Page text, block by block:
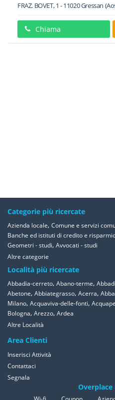
FRAZ. BOVET, 1 -11020Gressan
Chiama
Categorie più ricercate
Azienda locale, Comune e servizi
Banche ed istituti di credito e
Geometri - studi, Avvocati - studi
Altre categorie
Località più ricercate
Abbadia-cerreto, Abano-terme,
Abetone, Abbiategrasso, Acerra,
Milano, Acquaviva-delle-fonti,
Bologna, Arezzo, Ardea
Altre Località
Area Clienti
Inserisci Attività
Contattaci
Segnala